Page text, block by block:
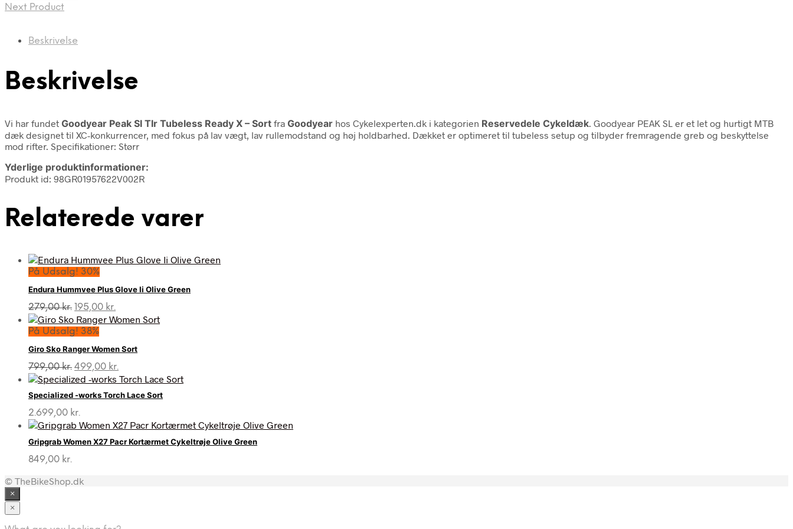
Next Product
Beskrivelse
Beskrivelse
Vi har fundet Goodyear Peak Sl Tlr Tubeless Ready X – Sort fra Goodyear hos Cykelexperten.dk i kategorien Reservedele Cykeldæk . Goodyear PEAK SL er et let og hurtigt MTB
dæk designet til XC-konkurrencer, med fokus på lav vægt, lav rullemodstand og høj holdbarhed. Dækket er optimeret til tubeless setup og tilbyder fremragende greb og beskyttelse
mod rifter. Specifikationer: Størr
Yderlige produktinformationer:
Produkt id: 98GR01957622V002R
Relaterede varer
På Udsalg! 30%
Endura Hummvee Plus Glove Ii Olive Green
279,00kr. Den
oprindelige
pris
279,00 kr..
195,00 kr.
aktuelle
195,00 kr..
På Udsalg! 38%
Giro Sko Ranger Women Sort
799,00kr. Den
oprindelige
var:
799,00 kr..
499,00 kr.
aktuelle
er:
Specialized -works Torch Lace Sort
2.699,00 kr.
Gripgrab Women X27 Pacr Kortærmet Cykeltrøje Olive Green
849,00 kr.
© TheBikeShop.dk
×
×